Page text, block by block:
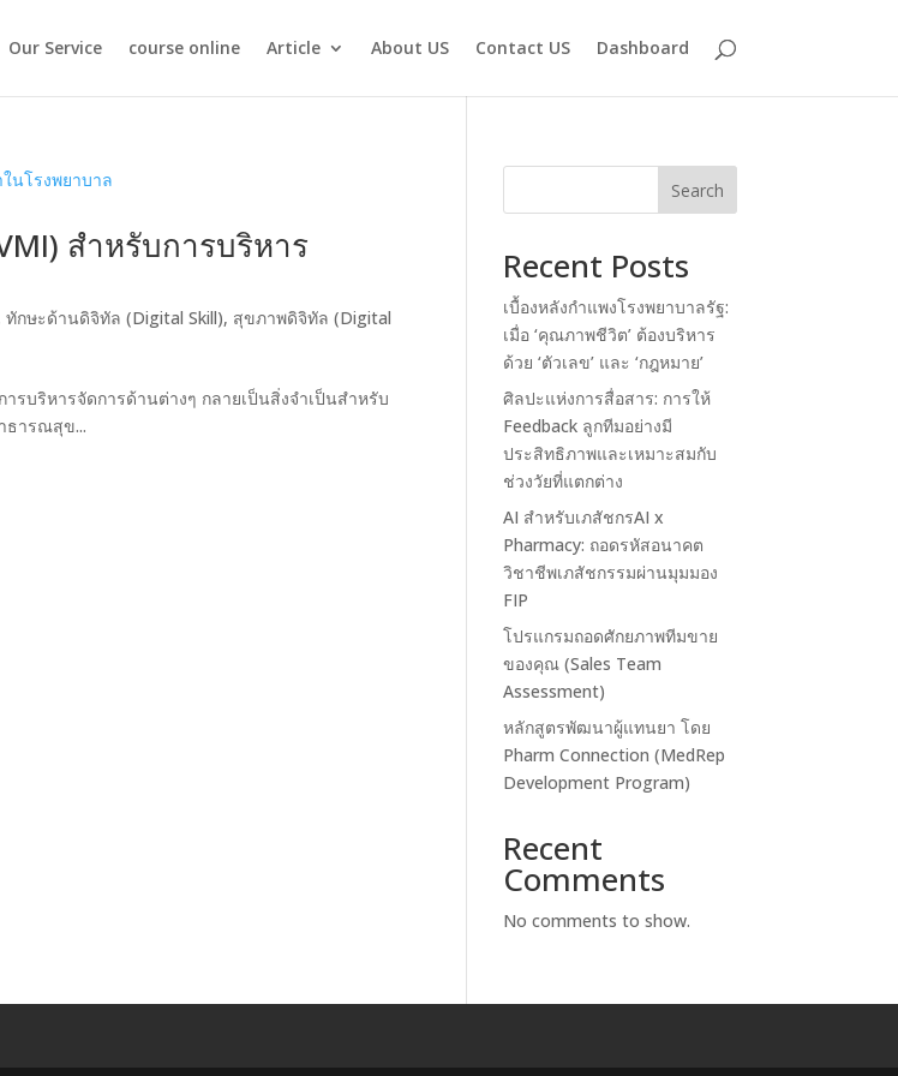
Our Service course online Article About US Contact US Dashboard
สำหรับการบริหาร
ทักษะด้านดิจิทัล (Digital Skill), สุขภาพดิจิทัล (Digital
รบริหารจัดการด้านต่างๆ กลายเป็นสิ่งจำเป็นสำหรับ
ธารณสุข...
Search
Recent Posts
เบื้องหลังกำแพงโรงพยาบาลรัฐ:
เมื่อ ‘คุณภาพชีวิต’ ต้องบริหาร
ด้วย ‘ตัวเลข’ และ ‘กฎหมาย’
ศิลปะแห่งการสื่อสาร: การให้
Feedback ลูกทีมอย่างมี
ประสิทธิภาพและเหมาะสมกับ
ช่วงวัยที่แตกต่าง
AI สำหรับเภสัชกรAI x
Pharmacy: ถอดรหัสอนาคต
วิชาชีพเภสัชกรรมผ่านมุมมอง
FIP
โปรแกรมถอดศักยภาพทีมขาย
ของคุณ (Sales Team
Assessment)
หลักสูตรพัฒนาผู้แทนยา โดย
Pharm Connection (MedRep
Development Program)
Recent
Comments
No comments to show.